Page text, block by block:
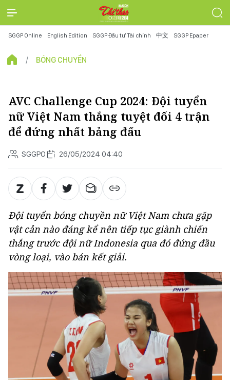
SGGP Online English Edition SGGP Đầu tư Tài chính 中文 SGGP Epaper
BÓNG CHUYỀN
AVC Challenge Cup 2024: Đội tuyển
nữ Việt Nam thắng tuyệt đối 4 trận
để đứng nhất bảng đấu
SGGPO 26/05/2024 04:40
Đội tuyển bóng chuyền nữ Việt Nam chưa gặp
vật cản nào đáng kể nên tiếp tục giành chiến
thắng trước đội nữ Indonesia qua đó đứng đầu
vòng loại, vào bán kết giải.